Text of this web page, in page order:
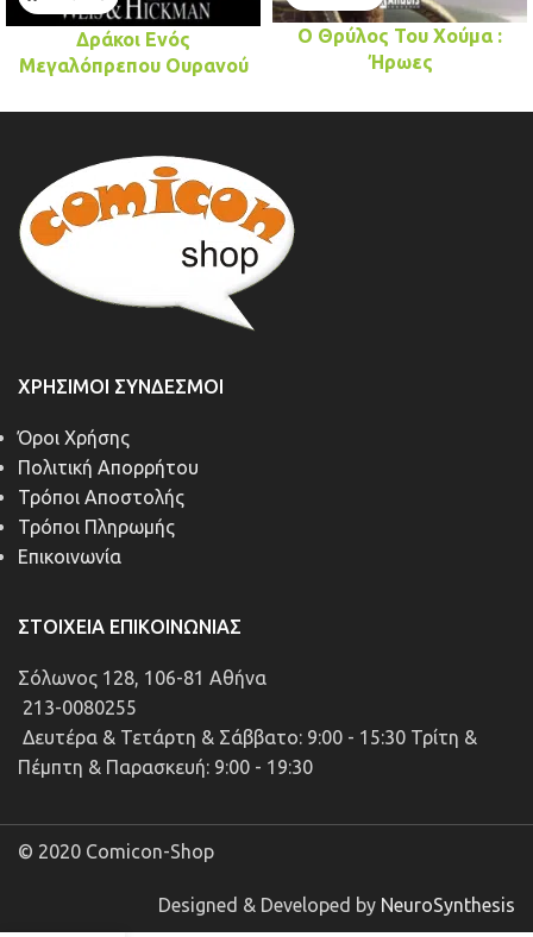
Δράκοι Ενός
Μεγαλόπρεπου Ουρανού
Ο Θρύλος Του Χούμα :
Ήρωες
ΧΡΉΣΙΜΟΙ ΣΎΝΔΕΣΜΟΙ
Όροι Χρήσης
Πολιτική Απορρήτου
Τρόποι Αποστολής
Τρόποι Πληρωμής
Επικοινωνία
ΣΤΟΙΧΕΊΑ ΕΠΙΚΟΙΝΩΝΊΑΣ
Σόλωνος 128, 106-81 Αθήνα
213-0080255
Δευτέρα & Τετάρτη & Σάββατο: 9:00 - 15:30 Τρίτη &
Πέμπτη & Παρασκευή: 9:00 - 19:30
© 2020 Comicon-Shop
Designed & Developed by NeuroSynthesis